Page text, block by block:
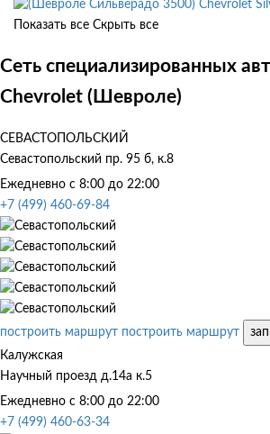
Chevrolet
Показать все Скрыть все
Сеть специализированных
Chevrolet (Шевроле)
СЕВАСТОПОЛЬСКИЙ
Севастопольский пр. 95 б, к.8
Ежедневно с 8:00 до 22:00
+7 (499) 460-69-84
построить маршрут построить маршрут
Калужская
Научный проезд д.14а к.5
Ежедневно с 8:00 до 22:00
+7 (499) 460-63-34